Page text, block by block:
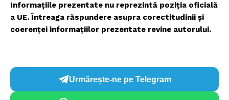
Rețea
Contact
Informațiile prezentate nu reprezintă poziția oficială
a UE. Întreaga răspundere asupra corectitudinii și
coerenței informațiilor prezentate revine autorului.
Urmărește-ne pe Telegram